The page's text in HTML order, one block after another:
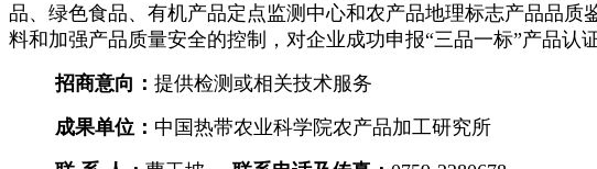
品、绿色食品、有机产品定点监测中心和农产品地理标志产品品
料和加强产品质量安全的控制，对企业成功申报“三品一标”产品认
招商意向： 提供检测或相关技术服务
成果单位： 中国热带农业科学院农产品加工研究所